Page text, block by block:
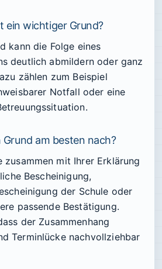
ein wichtiger Grund?
kann die Folge eines
deutlich abmildern oder ganz
zählen zum Beispiel
Notfall oder eine
am besten nach?
zusammen mit Ihrer Erklärung
Bescheinigung,
der Schule oder
passende Bestätigung.
der Zusammenhang
Terminlücke nachvollziehbar